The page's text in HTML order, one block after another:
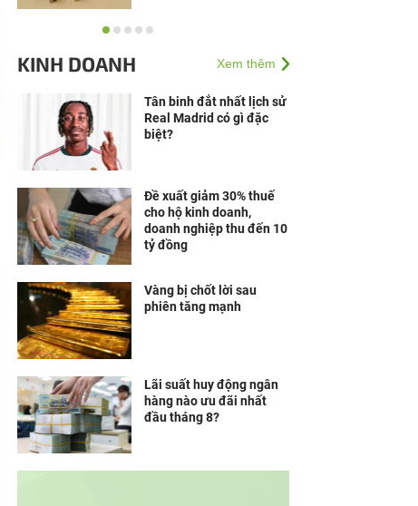
Nippon Paint khánh
Nam Tươi Đẹp” chào đón
KINH DOANH Xem thêm
Tân binh đắt nhất lịch sử
Real Madrid có gì đặc
biệt?
Đề xuất giảm 30% thuế
cho hộ kinh doanh,
doanh nghiệp thu đến 10
tỷ đồng
Vàng bị chốt lời sau
phiên tăng mạnh
Lãi suất huy động ngân
hàng nào ưu đãi nhất
đầu tháng 8?